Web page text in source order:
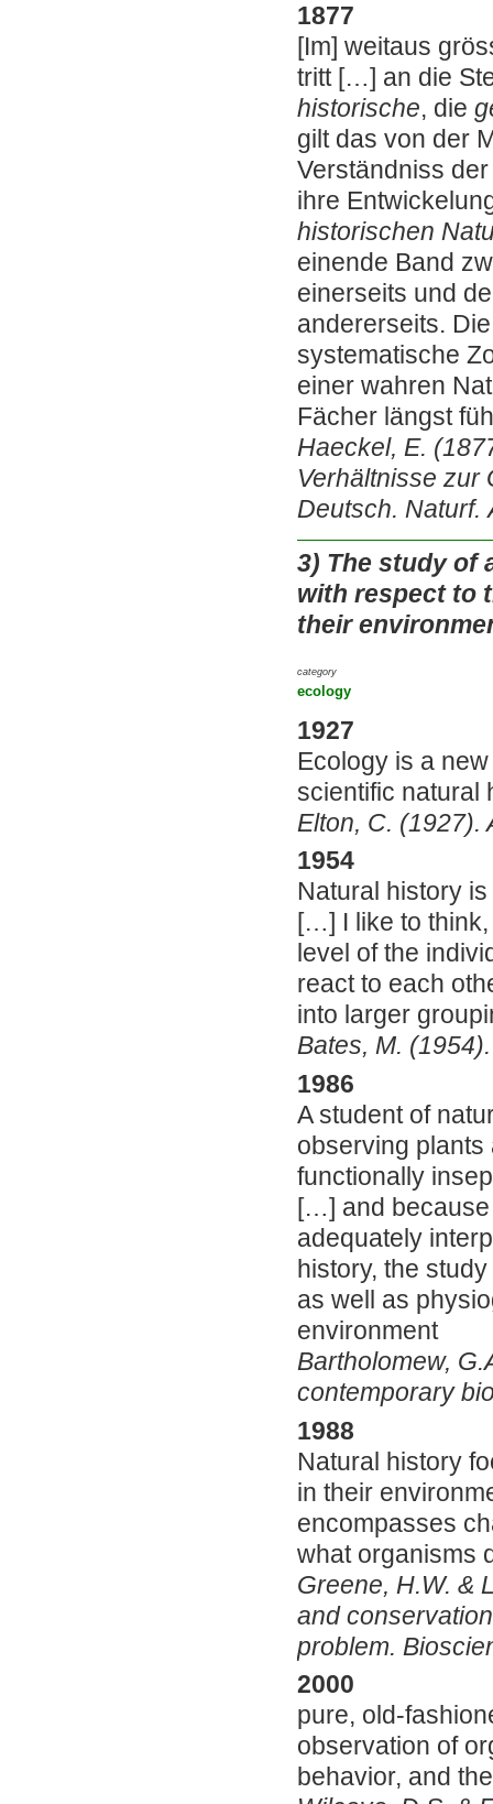
1877
[Im] weitaus
tritt […] an die
historische, die
gilt das von der
Verständniss
ihre
historischen
einende Band
einerseits und
andererseits.
systematische
einer wahren
Fächer längst
Haeckel, E.
Verhältnisse zur
Deutsch. Naturf.
3) The study of
with respect to
their
category
ecology
1927
Ecology is a
scientific natural
Elton, C. (1927).
1954
Natural history
[…] I like to
level of the
react to each
into larger
Bates, M.
1986
A student of
observing plants
functionally
[…] and because
adequately
history, the
as well as
environment
Bartholomew,
contemporary
1988
Natural history
in their
encompasses
what organisms
Greene, H.W. &
and
problem.
2000
pure, old-
observation of
behavior, and